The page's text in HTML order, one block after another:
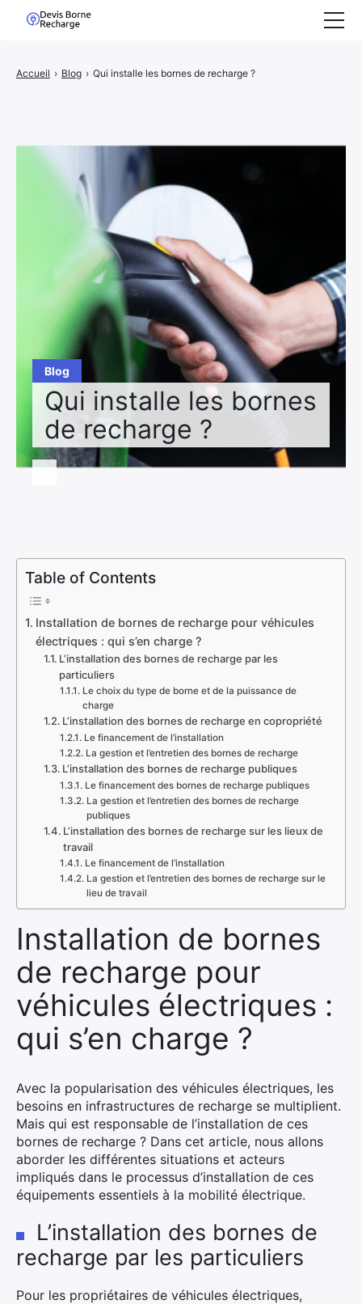
Blog
Qui installe les bornes
de recharge ?
Accueil › Blog › Qui installe les bornes de recharge ?
Table of Contents
Installation de bornes de recharge pour véhicules
électriques : qui s’en charge ?
L’installation des bornes de recharge par les
particuliers
Le choix du type de borne et de la puissance de
charge
L’installation des bornes de recharge en copropriété
Le financement de l’installation
La gestion et l’entretien des bornes de recharge
L’installation des bornes de recharge publiques
Le financement des bornes de recharge publiques
La gestion et l’entretien des bornes de recharge
publiques
L’installation des bornes de recharge sur les lieux de
travail
Le financement de l’installation
La gestion et l’entretien des bornes de recharge sur le
lieu de travail
Installation de bornes
de recharge pour
véhicules électriques :
qui s’en charge ?
Avec la popularisation des véhicules électriques, les
besoins en infrastructures de recharge se multiplient.
Mais qui est responsable de l’installation de ces
bornes de recharge ? Dans cet article, nous allons
aborder les différentes situations et acteurs
impliqués dans le processus d’installation de ces
équipements essentiels à la mobilité électrique.
L’installation des bornes de
recharge par les particuliers
Pour les propriétaires de véhicules électriques,